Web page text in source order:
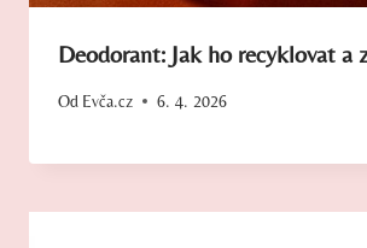
Deodorant: Jak ho recyklovat a
Od Evča.cz 6. 4. 2026